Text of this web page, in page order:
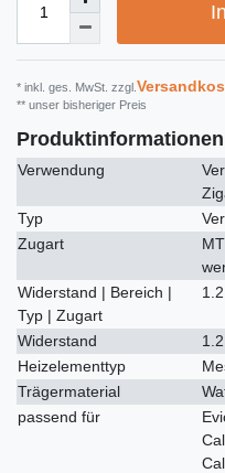
* inkl. ges. MwSt. zzgl.
** unser bisheriger Preis
Produktinformationen
Verwendung
Typ
Zugart
Widerstand | Bereich |
Typ | Zugart
Widerstand
Heizelementtyp
Trägermaterial
passend für